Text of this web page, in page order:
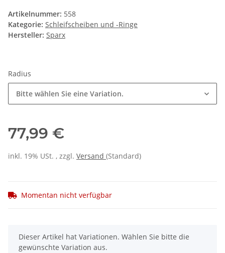
Artikelnummer: 558
Kategorie: Schleifscheiben und -Ringe
Hersteller: Sparx
Radius
Bitte wählen Sie eine Variation.
77,99 €
inkl. 19% USt. , zzgl. Versand (Standard)
Momentan nicht verfügbar
x
Dieser Artikel hat Variationen. Wählen Sie bitte die
gewünschte Variation aus.